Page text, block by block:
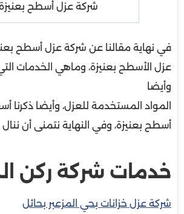
شركة عزل أسطح
في نهاية مقالنا عن شركة عزل أسطح
عزل الأسطح بعنيزة، وماهي الخدمات
وأيضا
المواد المستخدمة للعزل، وأيضا ذكرنا
أسطح بعنيزة، وفي النهاية نتمنى أن ننال
خدمات شركة ركن
شركة عزل خزانات بحي المزعبر بحائل